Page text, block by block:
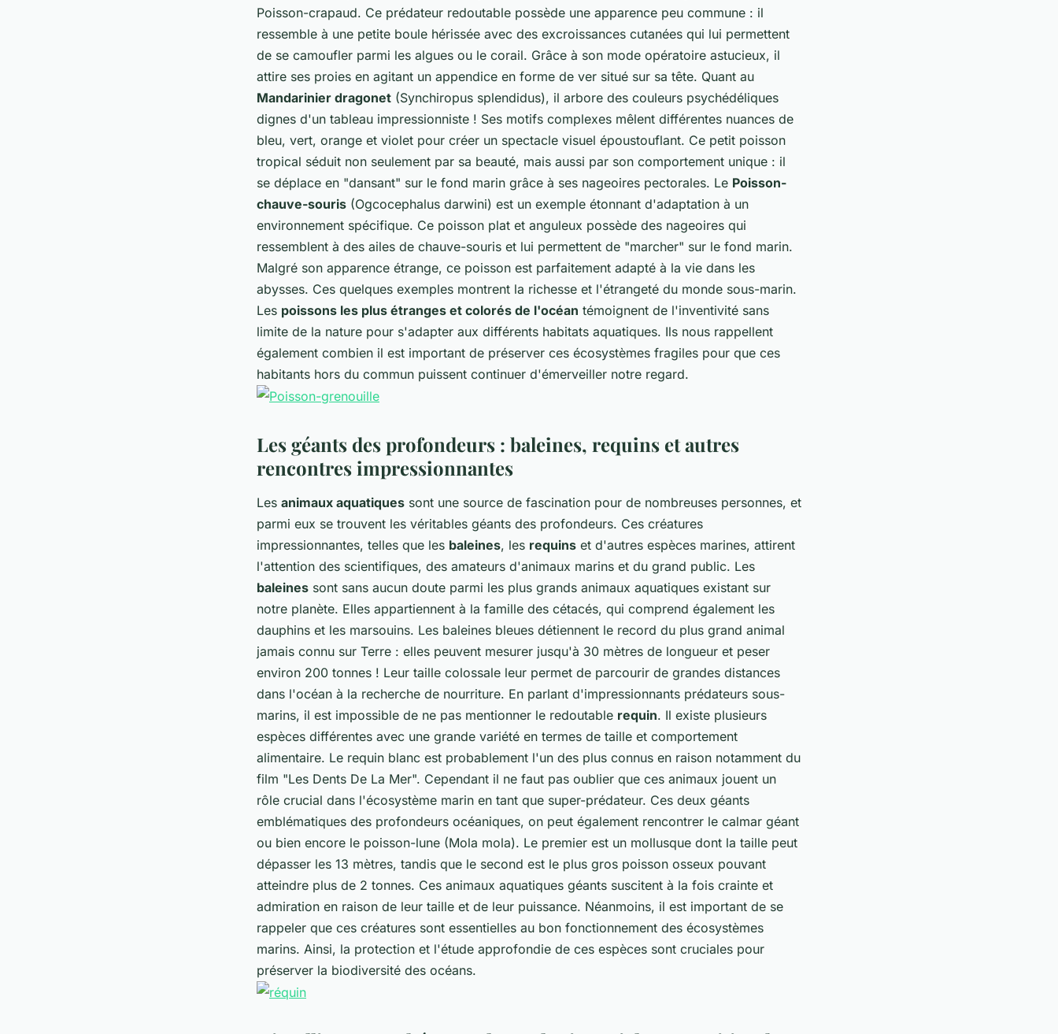
Poisson-crapaud. Ce prédateur redoutable possède une apparence peu commune : il
ressemble à une petite boule hérissée avec des excroissances cutanées qui lui permettent
de se camoufler parmi les algues ou le corail. Grâce à son mode opératoire astucieux, il
attire ses proies en agitant un appendice en forme de ver situé sur sa tête. Quant au
Mandarinier dragonet (Synchiropus splendidus), il arbore des couleurs psychédéliques
dignes d'un tableau impressionniste ! Ses motifs complexes mêlent différentes nuances de
bleu, vert, orange et violet pour créer un spectacle visuel époustouflant. Ce petit poisson
tropical séduit non seulement par sa beauté, mais aussi par son comportement unique : il
se déplace en "dansant" sur le fond marin grâce à ses nageoires pectorales. Le Poisson-
chauve-souris (Ogcocephalus darwini) est un exemple étonnant d'adaptation à un
environnement spécifique. Ce poisson plat et anguleux possède des nageoires qui
ressemblent à des ailes de chauve-souris et lui permettent de "marcher" sur le fond marin.
Malgré son apparence étrange, ce poisson est parfaitement adapté à la vie dans les
abysses. Ces quelques exemples montrent la richesse et l'étrangeté du monde sous-marin.
Les poissons les plus étranges et colorés de l'océan témoignent de l'inventivité sans
limite de la nature pour s'adapter aux différents habitats aquatiques. Ils nous rappellent
également combien il est important de préserver ces écosystèmes fragiles pour que ces
habitants hors du commun puissent continuer d'émerveiller notre regard.
Les géants des profondeurs : baleines, requins et autres
rencontres impressionnantes
Les animaux aquatiques sont une source de fascination pour de nombreuses personnes, et
parmi eux se trouvent les véritables géants des profondeurs. Ces créatures
impressionnantes, telles que les baleines, les requins et d'autres espèces marines, attirent
l'attention des scientifiques, des amateurs d'animaux marins et du grand public. Les
baleines sont sans aucun doute parmi les plus grands animaux aquatiques existant sur
notre planète. Elles appartiennent à la famille des cétacés, qui comprend également les
dauphins et les marsouins. Les baleines bleues détiennent le record du plus grand animal
jamais connu sur Terre : elles peuvent mesurer jusqu'à 30 mètres de longueur et peser
environ 200 tonnes ! Leur taille colossale leur permet de parcourir de grandes distances
dans l'océan à la recherche de nourriture. En parlant d'impressionnants prédateurs sous-
marins, il est impossible de ne pas mentionner le redoutable requin. Il existe plusieurs
espèces différentes avec une grande variété en termes de taille et comportement
alimentaire. Le requin blanc est probablement l'un des plus connus en raison notamment du
film "Les Dents De La Mer". Cependant il ne faut pas oublier que ces animaux jouent un
rôle crucial dans l'écosystème marin en tant que super-prédateur. Ces deux géants
emblématiques des profondeurs océaniques, on peut également rencontrer le calmar géant
ou bien encore le poisson-lune (Mola mola). Le premier est un mollusque dont la taille peut
dépasser les 13 mètres, tandis que le second est le plus gros poisson osseux pouvant
atteindre plus de 2 tonnes. Ces animaux aquatiques géants suscitent à la fois crainte et
admiration en raison de leur taille et de leur puissance. Néanmoins, il est important de se
rappeler que ces créatures sont essentielles au bon fonctionnement des écosystèmes
marins. Ainsi, la protection et l'étude approfondie de ces espèces sont cruciales pour
préserver la biodiversité des océans.